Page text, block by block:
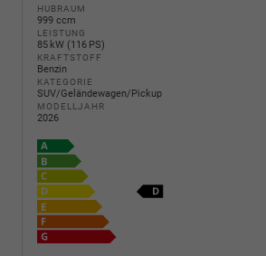
HUBRAUM
999 ccm
LEISTUNG
85 kW (116 PS)
KRAFTSTOFF
Benzin
KATEGORIE
SUV/Geländewagen/Pickup
MODELLJAHR
2026